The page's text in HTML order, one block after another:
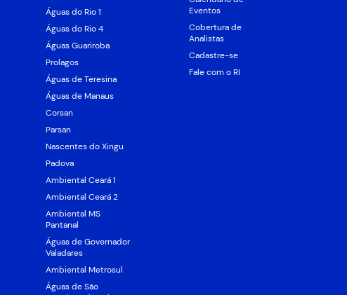
Águas do Rio 1
Águas do Rio 4
Águas Guariroba
Prolagos
Águas de Teresina
Águas de Manaus
Corsan
Parsan
Nascentes do Xingu
Padova
Ambiental Ceará 1
Ambiental Ceará 2
Ambiental MS
Pantanal
Águas de Governador
Valadares
Ambiental Metrosul
Águas de São
Eventos
Cobertura de
Analistas
Cadastre-se
Fale com o RI